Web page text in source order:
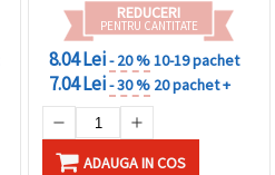
REDUCERI
PENTRU CANTITATE
8.04 Lei- 20 %10-19 pachet
7.04 Lei- 30 % 20 pachet +
ADAUGA IN COS